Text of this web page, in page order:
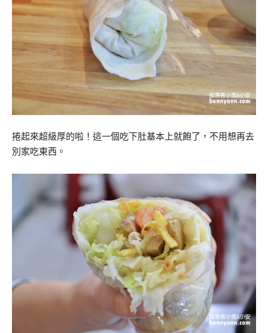
捲起來超級厚的啦！這一個吃下肚基本上就飽了，不用想再去
別家吃東西。